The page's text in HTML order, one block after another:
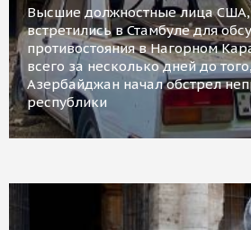
Высшие должностные лица США,
встретились в Стамбуле для
противостояния в Нагорном
всего за несколько дней до
Азербайджан начал обстрел
республики